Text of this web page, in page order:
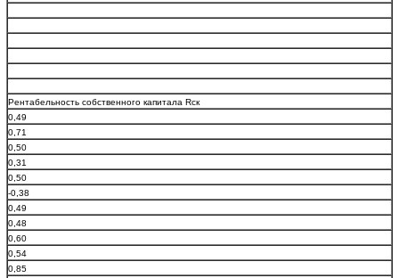
Рентабельность собственного капитала Rск
0,49
0,71
0,50
0,31
0,50
-0,38
0,49
0,48
0,60
0,54
0,85